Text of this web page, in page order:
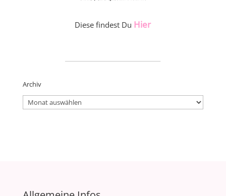
Diese findest Du Hier
Archiv
Archiv